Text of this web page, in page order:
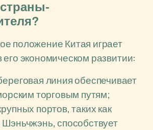
страны-
положение Китая играет
экономическом развитии:
линия обеспечивает
торговым путям;
портов, таких как
способствует